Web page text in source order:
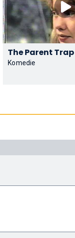
Komedie